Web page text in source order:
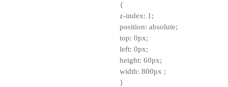
{
z-index: 1;
position: absolute;
top: 0px;
left: 0px;
height: 60px;
width: 800px ;
}